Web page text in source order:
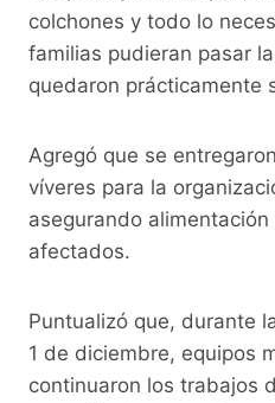
colchones y todo lo
familias pudieran pasar
quedaron prácticamente
Agregó que se
víveres para la
asegurando
afectados.
Puntualizó que, durante
1 de diciembre, equipos
continuaron los trabajos